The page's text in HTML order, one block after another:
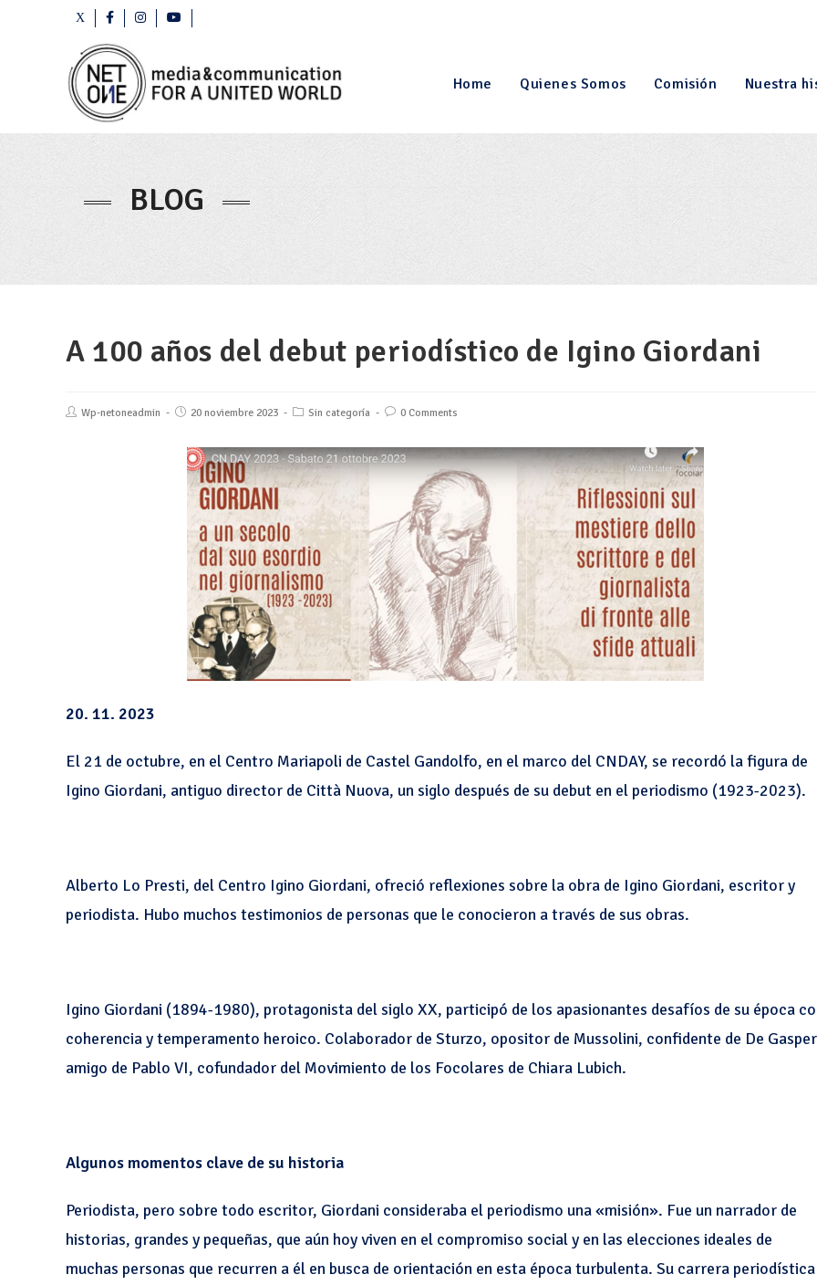
Home Quienes Somos Comisión Nuestra
BLOG
A 100 años del debut periodístico de Igino Giordani
Wp-netoneadmin 20 noviembre 2023 Sin categoría 0 Comments
20. 11. 2023
El 21 de octubre, en el Centro Mariapoli de Castel Gandolfo, en el marco del CNDAY, se recordó la figura de
Igino Giordani, antiguo director de Città Nuova, un siglo después de su debut en el periodismo (1923-2023).
Alberto Lo Presti, del Centro Igino Giordani, ofreció reflexiones sobre la obra de Igino Giordani, escritor y
periodista. Hubo muchos testimonios de personas que le conocieron a través de sus obras.
Igino Giordani (1894-1980), protagonista del siglo XX, participó de los apasionantes desafíos de su época
coherencia y temperamento heroico. Colaborador de Sturzo, opositor de Mussolini, confidente de De
amigo de Pablo VI, cofundador del Movimiento de los Focolares de Chiara Lubich.
Algunos momentos clave de su historia
Periodista, pero sobre todo escritor, Giordani consideraba el periodismo una «misión». Fue un narrador de
historias, grandes y pequeñas, que aún hoy viven en el compromiso social y en las elecciones ideales de
muchas personas que recurren a él en busca de orientación en esta época turbulenta. Su carrera periodística